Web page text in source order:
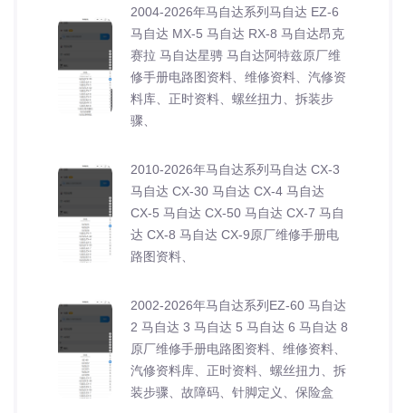
2004-2026年马自达系列马自达 EZ-6
马自达 MX-5 马自达 RX-8 马自达昂克
赛拉 马自达星骋 马自达阿特兹原厂维
修手册电路图资料、维修资料、汽修资
料库、正时资料、螺丝扭力、拆装步
骤、
2010-2026年马自达系列马自达 CX-3
马自达 CX-30 马自达 CX-4 马自达
CX-5 马自达 CX-50 马自达 CX-7 马自
达 CX-8 马自达 CX-9原厂维修手册电
路图资料、
2002-2026年马自达系列EZ-60 马自达
2 马自达 3 马自达 5 马自达 6 马自达 8
原厂维修手册电路图资料、维修资料、
汽修资料库、正时资料、螺丝扭力、拆
装步骤、故障码、针脚定义、保险盒